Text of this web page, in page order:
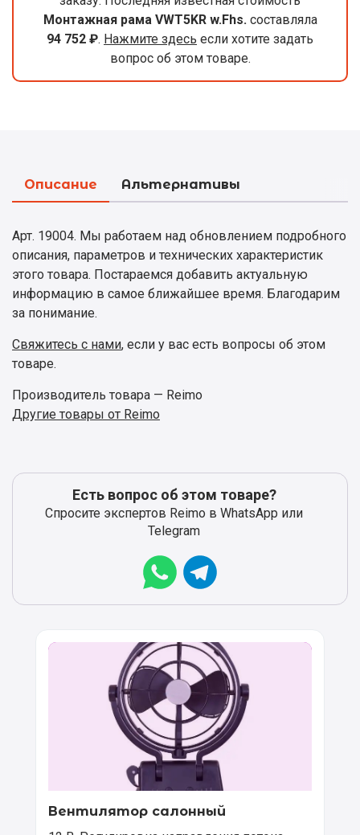
Монтажная рама VWT5KR w.Fhs.составляла
94 752 ₽. Нажмите здесь если хотите задать
вопрос об этом товаре.
Описание Альтернативы
Арт. 19004. Мы работаем над обновлением подробного
описания, параметров и технических характеристик
этого товара. Постараемся добавить актуальную
информацию в самое ближайшее время. Благодарим
за понимание.
Свяжитесь с нами, если у вас есть вопросы об этом
товаре.
Производитель товара — Reimo
Другие товары от Reimo
Есть вопрос об этом товаре?
Спросите экспертов Reimo в WhatsApp или
Telegram
Вентилятор салонный